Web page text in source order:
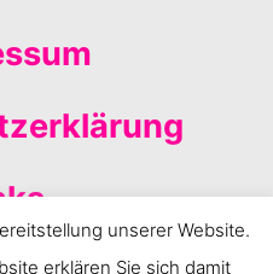
unserer Website.
erklären Sie sich damit